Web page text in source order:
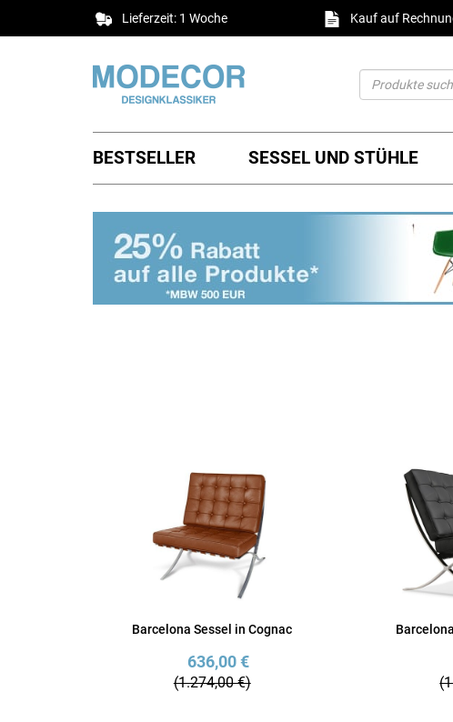
Lieferzeit: 1 Woche Kauf auf
BESTSELLER SESSEL UND STÜHLE
Barcelona Sessel in Cognac
636,00 €
(1.274,00 €)